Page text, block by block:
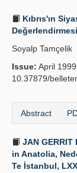
Principles
Guidelines
Kıbrıs'ın
Değerlendirmesi
Soyalp Tamçelik
Issue: April
10.37879/
Abstract
JAN
in Anatolia,
Te İstanbul,